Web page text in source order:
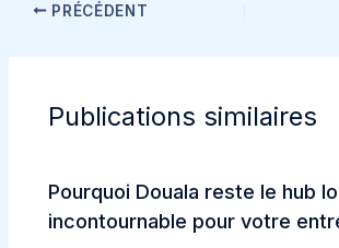
PRÉCÉDENT
Publications similaires
Pourquoi Douala reste le hub
incontournable pour votre